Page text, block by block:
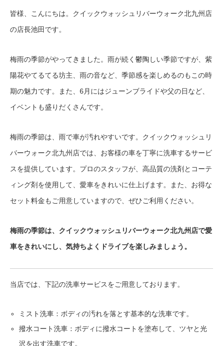
皆様、こんにちは。クイックウォッシュリバーウォーク北九州店
の店長池田です。
梅雨の季節がやってきました。雨が続く鬱陶しい季節ですが、紫
陽花やてるてる坊主、雨の音など、季節感を楽しめるのもこの時
期の魅力です。また、6月にはジューンブライドや父の日など、
イベントも盛りだくさんです。
梅雨の季節は、雨で車が汚れやすいです。クイックウォッシュリ
バーウォーク北九州店では、お客様の車を丁寧に洗車するサービ
スを提供しています。プロのスタッフが、高品質の洗剤とコーテ
ィング剤を使用して、愛車をきれいに仕上げます。また、お得な
セット料金もご用意していますので、ぜひご利用ください。
梅雨の季節は、クイックウォッシュリバーウォーク北九州店で愛
車をきれいにし、気持ちよくドライブを楽しみましょう。
当店では、下記の洗車サービスをご用意しております。
ミスト洗車：ボディの汚れを落とす基本的な洗車です。
撥水コート洗車：ボディに撥水コートを塗布して、ツヤと光
沢を出す洗車です。